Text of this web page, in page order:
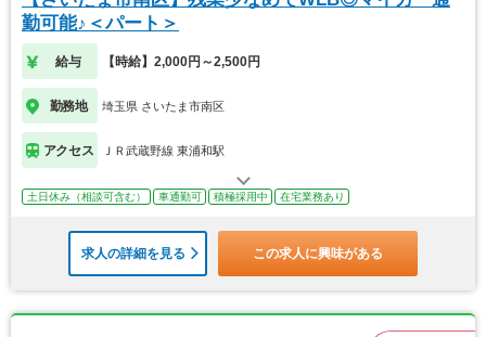
勤可能♪＜パート＞
給与 【時給】2,000円～2,500円
勤務地 埼玉県 さいたま市南区
アクセス ＪＲ武蔵野線 東浦和駅
土日休み（相談可含む） 車通勤可 積極採用中 在宅業務あり
求人の詳細を見る この求人に興味がある